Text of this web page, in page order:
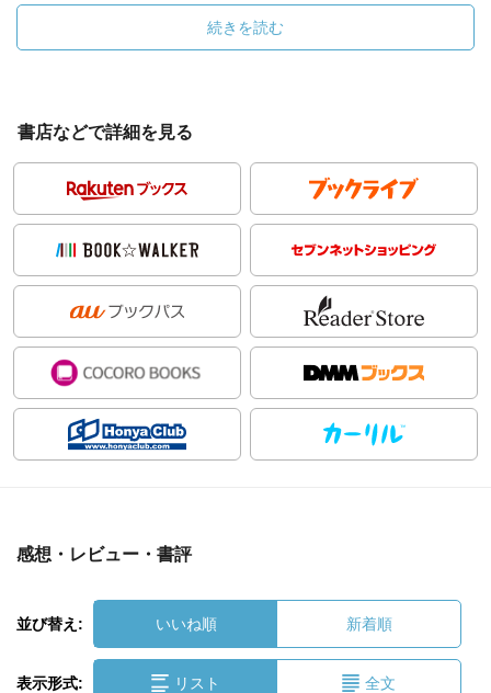
続きを読む
書店などで詳細を見る
感想・レビュー・書評
並び替え: いいね順 新着順
表示形式: リスト 全文